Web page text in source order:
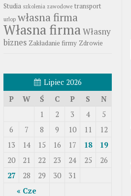
Studia szkolenia zawodowe transport
urlop własna firma
Własna firmaWłasny
biznes Zakładanie firmy Zdrowie
Lipiec 2026
P
W Ś C P S N
« Cze
1 2 3 4
5
6
7 8 9 10 11
12
13
14 15 16 17 18
19
20
21 22 23 24 25
26
27
28 29 30 31